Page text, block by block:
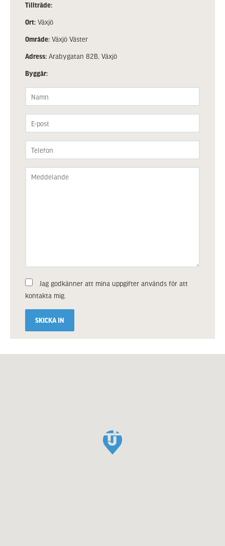
Tillträde:
Ort: Växjö
Område: Växjö Väster
Adress: Arabygatan 82B, Växjö
Byggår:
Jag godkänner att mina uppgifter används för att
kontakta mig.